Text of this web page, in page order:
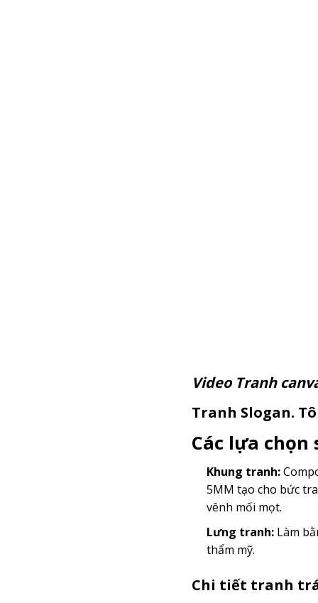
Video Tranh
Tranh Slogan.
Các lựa chọn
Khung tranh:
5MM tạo cho bức
vênh mối mọt.
Lưng tranh: Làm
thẩm mỹ.
Chi tiết tranh